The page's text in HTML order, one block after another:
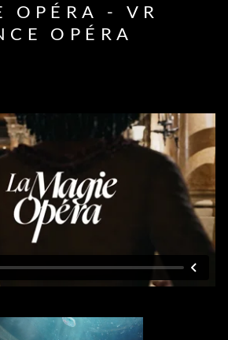
OPÉRA - VR
OPÉRA